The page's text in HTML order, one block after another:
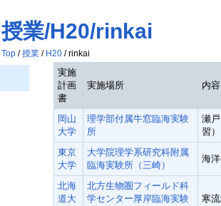
授業/H20/rinkai
Top/授業/ H20/ rinkai
実施
計画
書
実施場所 内容
岡山
大学
理学部付属牛窓臨海実験
所
瀬
習）
東京
大学
大学院理学系研究科附属
臨海実験所（三崎）
海
北海
道大
北方生物圏フィールド科
学センター厚岸臨海実験
寒